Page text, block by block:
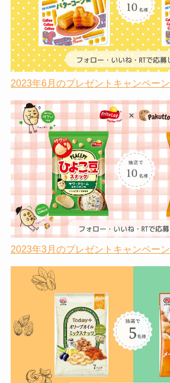
2023年6月のプレゼントキャンペーン
2023年3月のプレゼントキャンペーン